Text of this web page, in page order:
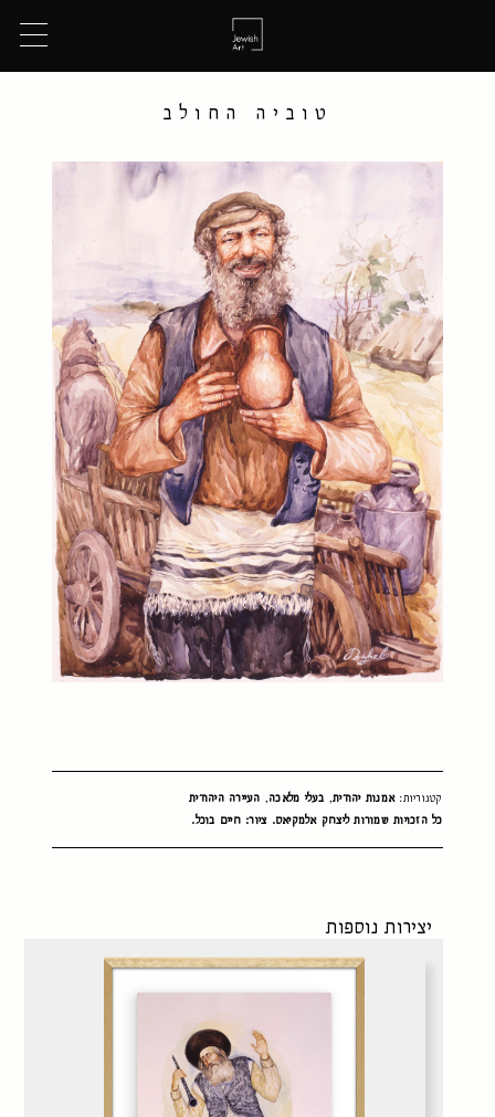
טוביה החולב
קטגוריות:אמנות יהודית, בעלי מלאכה, העיירה היהודית
כל הזכויות שמורות ליצחק אלמקיאס. ציור: חיים בוכל.
יצירות נוספות